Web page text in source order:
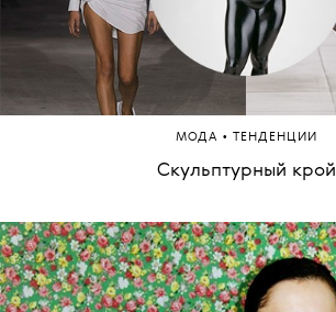
МОДА • ТЕНДЕНЦИИ
Скульптурный крой